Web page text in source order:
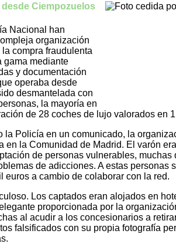
Ciempozuelos
Nacional han
organización
compra fraudulenta
gama mediante
y documentación
operaba desde
desmantelada con
la mayoría en
de 28 coches de lujo valorados en
la Policía en un comunicado, la
en la Comunidad de Madrid. El varón
de personas vulnerables,
de adicciones. A estas personas
euros a cambio de colaborar con la red.
Los captados eran alojados en
proporcionada por la
al acudir a los concesionarios a
falsificados con su propia fotografía